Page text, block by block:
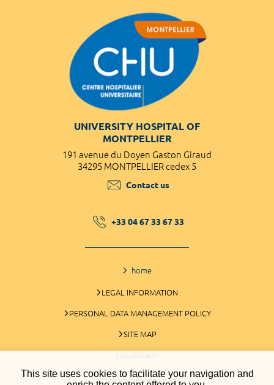
This site uses cookies to facilitate your navigation and
UNIVERSITY HOSPITAL OF
MONTPELLIER
191 avenue du Doyen Gaston Giraud
34295 MONTPELLIER cedex 5
Contact us
+33 04 67 33 67 33
home
LEGAL INFORMATION
PERSONAL DATA MANAGEMENT POLICY
SITE MAP
GLOSSARY
COOKIES MANAGEMENT